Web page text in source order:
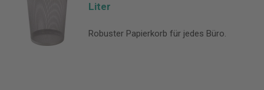
Liter
Robuster Papierkorb für jedes Büro.